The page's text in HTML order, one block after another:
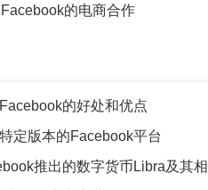
的电商合作
的好处和优点
定版本的Facebook平台
推出的数字货币Libra及其相